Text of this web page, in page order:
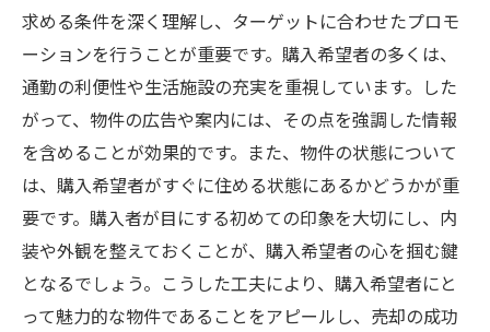
求める条件を深く理解し、ターゲットに合わせたプロモ
ーションを行うことが重要です。購入希望者の多くは、
通勤の利便性や生活施設の充実を重視しています。した
がって、物件の広告や案内には、その点を強調した情報
を含めることが効果的です。また、物件の状態について
は、購入希望者がすぐに住める状態にあるかどうかが重
要です。購入者が目にする初めての印象を大切にし、内
装や外観を整えておくことが、購入希望者の心を掴む鍵
となるでしょう。こうした工夫により、購入希望者にと
って魅力的な物件であることをアピールし、売却の成功